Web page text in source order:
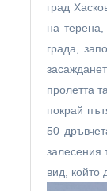
град
на
града,
пролетта
покрай
50
залесения
вид, който